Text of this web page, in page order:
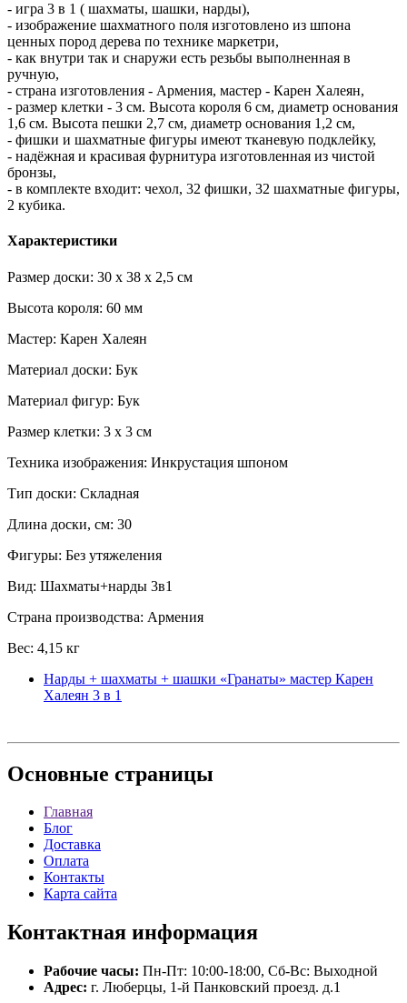
- игра 3 в 1 ( шахматы, шашки, нарды),
- изображение шахматного поля изготовлено из шпона
ценных пород дерева по технике маркетри,
- как внутри так и снаружи есть резьбы выполненная в
ручную,
- страна изготовления - Армения, мастер - Карен Халеян,
- размер клетки - 3 см. Высота короля 6 см, диаметр основания
1,6 см. Высота пешки 2,7 см, диаметр основания 1,2 см,
- фишки и шахматные фигуры имеют тканевую подклейку,
- надёжная и красивая фурнитура изготовленная из чистой
бронзы,
- в комплекте входит: чехол, 32 фишки, 32 шахматные фигуры,
2 кубика.
Характеристики
Размер доски: 30 х 38 х 2,5 см
Высота короля: 60 мм
Мастер: Карен Халеян
Материал доски: Бук
Материал фигур: Бук
Размер клетки: 3 х 3 см
Техника изображения: Инкрустация шпоном
Тип доски: Складная
Длина доски, см: 30
Фигуры: Без утяжеления
Вид: Шахматы+нарды 3в1
Страна производства: Армения
Вес: 4,15 кг
Нарды + шахматы + шашки «Гранаты» мастер Карен
Халеян 3 в 1
Основные страницы
Главная
Блог
Доставка
Оплата
Контакты
Карта сайта
Контактная информация
Рабочие часы: Пн-Пт: 10:00-18:00, Сб-Вс: Выходной
Адрес: г. Люберцы, 1-й Панковский проезд. д.1